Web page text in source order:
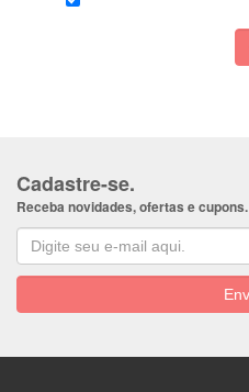
Cadastre-se.
Receba novidades, ofertas e cupons.